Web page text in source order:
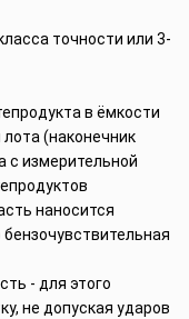
точности или 3-
в ёмкости
(наконечник
с измерительной
наносится
- для этого
не допуская ударов